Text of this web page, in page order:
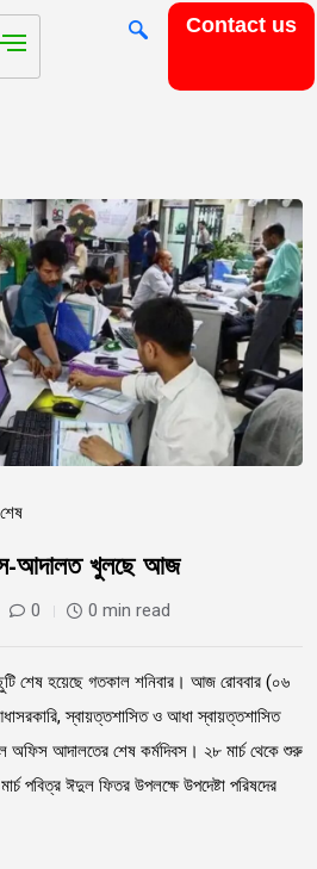
Contact us
আদালত খুলছে আজ
0 0 min read
শেষ হয়েছে গতকাল শনিবার। আজ রোববার (০৬
স্বায়ত্তশাসিত ও আধা স্বায়ত্তশাসিত
আদালতের শেষ কর্মদিবস। ২৮ মার্চ থেকে শুরু
পবিত্র ঈদুল ফিতর উপলক্ষে উপদেষ্টা পরিষদের